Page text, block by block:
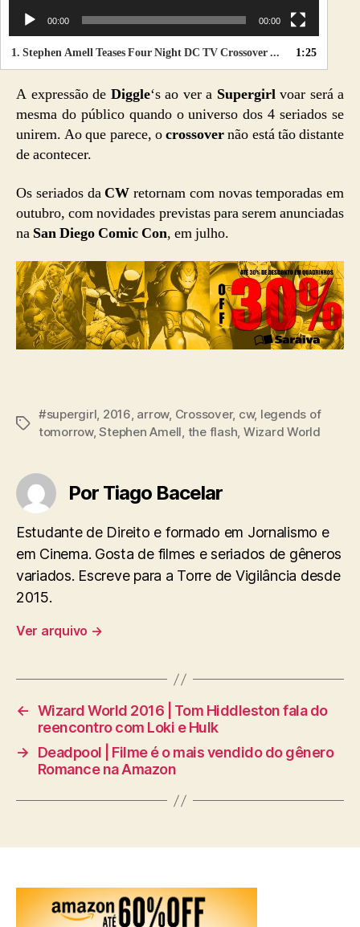
00:00 00:00
1. Stephen Amell Teases Four Night DC TV Crossover Event 1:25
A expressão de Diggle‘s ao ver a Supergirlvoar será a
mesma do público quando o universo dos 4 seriados se
unirem. Ao que parece, ocrossovernão está tão distante
de acontecer.
Os seriados da CW retornam com novas temporadas em
outubro, com novidades previstas para serem anunciadas
na San Diego Comic Con, em julho.
Tags
#supergirl, 2016, arrow, Crossover, cw, legends of
tomorrow,Stephen Amell, the flash, Wizard World
Por Tiago Bacelar
Estudante de Direito e formado em Jornalismo e
em Cinema. Gosta de filmes e seriados de gêneros
variados. Escreve para a Torre de Vigilância desde
2015.
Ver arquivo →
← Wizard World 2016 | Tom Hiddleston fala do
reencontro com Loki e Hulk
→
Deadpool | Filme é o mais vendido do gênero
Romance na Amazon